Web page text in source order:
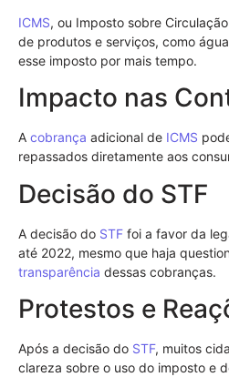
ICMS, ou Imposto sobre
de produtos e serviços, como
esse imposto por mais tempo.
Impacto nas
A cobrança adicional de ICMS
repassados diretamente aos
Decisão do STF
A decisão do STF foi a favor da
até 2022, mesmo que haja
transparência dessas cobranças.
Protestos e
Após a decisão do STF, muitos
clareza sobre o uso do imposto e